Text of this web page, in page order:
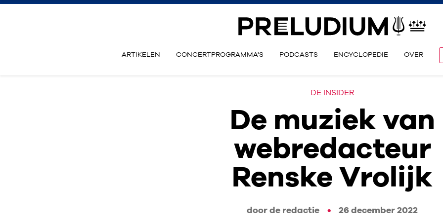
ARTIKELEN CONCERTPROGRAMMA'S PODCASTS ENCYCLOPEDIE OVER
DE INSIDER
De muziek van
webredacteur
Renske Vrolijk
door de redactie 26 december 2022